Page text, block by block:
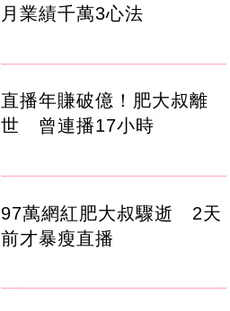
月業績千萬3心法
直播年賺破億！肥大叔離
世 曾連播17小時
97萬網紅肥大叔驟逝 2天
前才暴瘦直播